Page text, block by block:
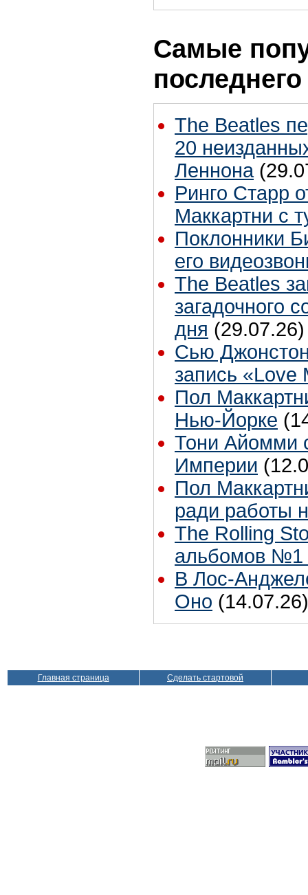
Самые
The Beatles
20
Леннона
Ринго Старр
Маккартни с
Поклонники
его
The Beatles
загадочного
дня (29.07.26)
Сью
запись «Love
Пол
Нью-Йорке
Тони Айомми
Империи
Пол
ради работы
The Rolling
альбомов №1
В Лос-
Оно (14.07.26)
Главная страница Сделать стартовой